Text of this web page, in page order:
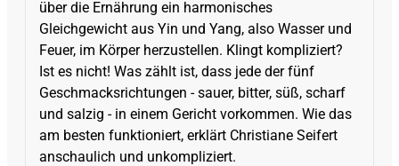
über die Ernährung ein harmonisches
Gleichgewicht aus Yin und Yang, also Wasser und
Feuer, im Körper herzustellen. Klingt kompliziert?
Ist es nicht! Was zählt ist, dass jede der fünf
Geschmacksrichtungen - sauer, bitter, süß, scharf
und salzig - in einem Gericht vorkommen. Wie das
am besten funktioniert, erklärt Christiane Seifert
anschaulich und unkompliziert.